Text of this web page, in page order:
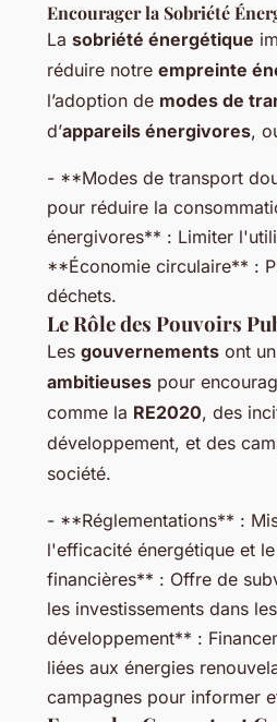
Encourager la Sobriété
La sobriété énergétique
réduire notre empreinte
l’adoption de modes de
d’appareils énergivores,
- **Modes de transport
pour réduire la
énergivores** : Limiter
**Économie circulaire** :
déchets.
Le Rôle des Pouvoirs
Les gouvernements ont
ambitieuses pour
comme la RE2020, des
développement, et des
société.
- **Réglementations** :
l'efficacité énergétique et
financières** : Offre de
les investissements dans
développement** :
liées aux énergies
campagnes pour informer